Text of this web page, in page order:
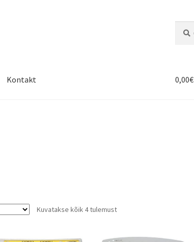
Kontakt 0,00€
Kuvatakse kõik 4 tulemust